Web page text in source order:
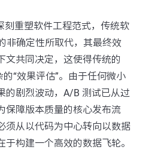
刻重塑软件工程范式，传统软
非确定性所取代，其最终效
文共同决定，这使得传统的
的“效果评估”。由于任何微小
的剧烈波动，A/B 测试已从过
保障版本质量的核心发布流
须从以代码为中心转向以数据
构建一个高效的数据飞轮。